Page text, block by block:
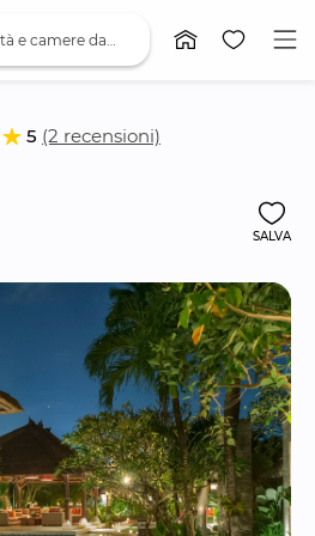
5 (2 recensioni)
SALVA